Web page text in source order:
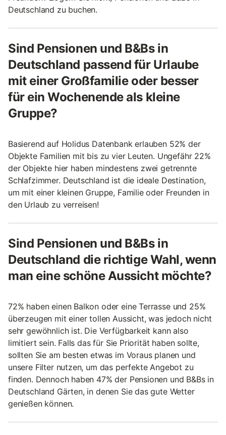
Deutschland zu buchen.
Sind Pensionen und B&Bs in
Deutschland passend für Urlaube
mit einer Großfamilie oder besser
für ein Wochenende als kleine
Gruppe?
Basierend auf Holidus Datenbank erlauben 52% der
Objekte Familien mit bis zu vier Leuten. Ungefähr 22%
der Objekte hier haben mindestens zwei getrennte
Schlafzimmer. Deutschland ist die ideale Destination,
um mit einer kleinen Gruppe, Familie oder Freunden in
den Urlaub zu verreisen!
Sind Pensionen und B&Bs in
Deutschland die richtige Wahl, wenn
man eine schöne Aussicht möchte?
72% haben einen Balkon oder eine Terrasse und 25%
überzeugen mit einer tollen Aussicht, was jedoch nicht
sehr gewöhnlich ist. Die Verfügbarkeit kann also
limitiert sein. Falls das für Sie Priorität haben sollte,
sollten Sie am besten etwas im Voraus planen und
unsere Filter nutzen, um das perfekte Angebot zu
finden. Dennoch haben 47% der Pensionen und B&Bs in
Deutschland Gärten, in denen Sie das gute Wetter
genießen können.